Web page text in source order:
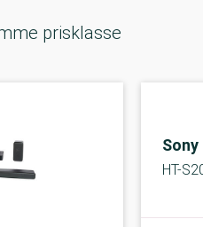
prisklasse
Sony
HT-